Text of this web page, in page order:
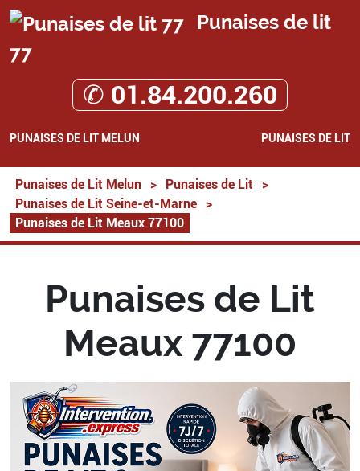
Punaises de lit
77
✆ 01.84.200.260
PUNAISES DE LIT MELUN PUNAISES DE LIT
Punaises de Lit Melun > Punaises de Lit
>
Punaises de Lit Seine-et-Marne
>
Punaises de Lit Meaux 77100
Punaises de Lit
Meaux 77100